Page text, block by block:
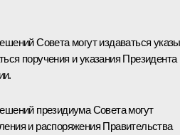
Совета могут издаваться
поручения и указания Президента
президиума Совета могут
и распоряжения Правительства